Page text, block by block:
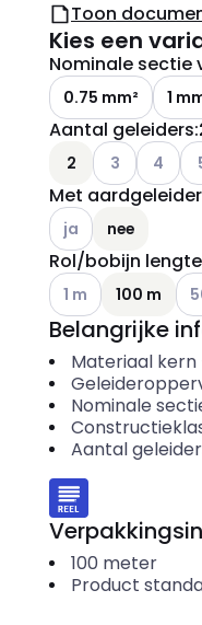
Toon
Kies een
Nominale sectie
0.75 mm² 1
Aantal geleiders:
2 Andere
3 Andere
4
Met aardgeleider
Andere varianten
ja nee
Rol/bobijn lengte
Andere varianten
1 m 100 m
Belangrijke
Materiaal kern
Nominale
Aantal
100 meter
Product